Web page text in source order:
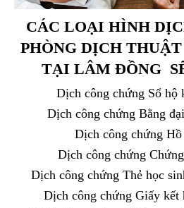
CÁC LOẠI HÌNH
PHÒNG DỊCH
TẠI LÂM ĐỒNG
Dịch công chứng Sổ hộ
Dịch công chứng Bằng
Dịch công chứng Hồ
Dịch công chứng
Dịch công chứng Thẻ học
Dịch công chứng Giấy